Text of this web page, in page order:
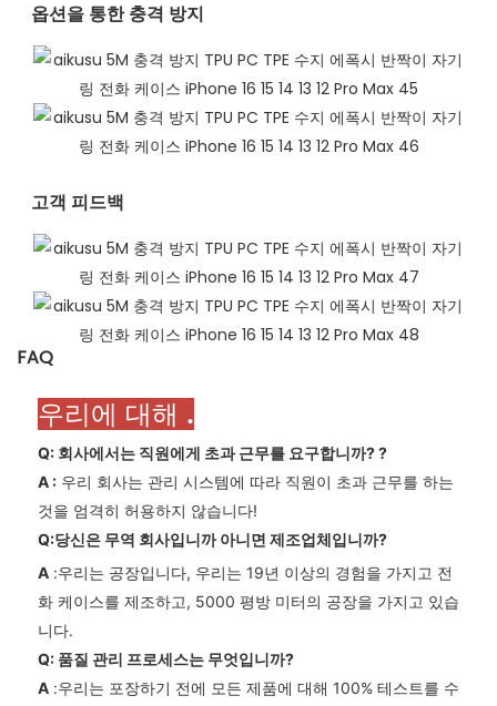
옵션을 통한 충격 방지
고객 피드백​
FAQ
우리에 대해 .
Q: 회사에서는 직원에게 초과 근무를 요구합니까??
A : 우리 회사는 관리 시스템에 따라 직원이 초과 근무를 하는
것을 엄격히 허용하지 않습니다!
Q:당신은 무역 회사입니까 아니면 제조업체입니까?
A :우리는 공장입니다, 우리는 19년 이상의 경험을 가지고 전
화 케이스를 제조하고, 5000 평방 미터의 공장을 가지고 있습
니다.
Q: 품질 관리 프로세스는 무엇입니까?
A :우리는 포장하기 전에 모든 제품에 대해 100% 테스트를 수